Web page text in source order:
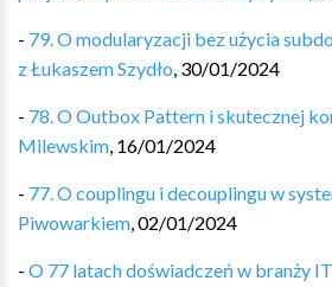
- 79. O modularyzacji bez użycia
z Łukaszem Szydło, 30/01/2024
- 78. O Outbox Pattern i skutecznej
Milewskim, 16/01/2024
- 77. O couplingu i decouplingu w
Piwowarkiem,02/01/2024
- O 77 latach doświadczeń w branży